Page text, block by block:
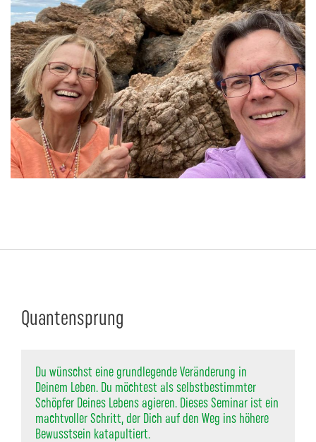
Quantensprung
Du wünschst eine grundlegende Veränderung in
Deinem Leben. Du möchtest als selbstbestimmter
Schöpfer Deines Lebens agieren. Dieses Seminar ist ein
machtvoller Schritt, der Dich auf den Weg ins höhere
Bewusstsein katapultiert.